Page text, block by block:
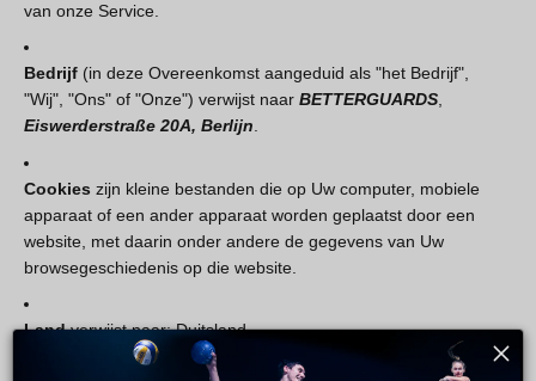
van onze Service.
Bedrijf (in deze Overeenkomst aangeduid als "het Bedrijf",
"Wij", "Ons" of "Onze") verwijst naar BETTERGUARDS,
Eiswerderstraße 20A, Berlijn.
Cookies zijn kleine bestanden die op Uw computer, mobiele
apparaat of een ander apparaat worden geplaatst door een
website, met daarin onder andere de gegevens van Uw
browsegeschiedenis op die website.
Landverwijst naar: Duitsland